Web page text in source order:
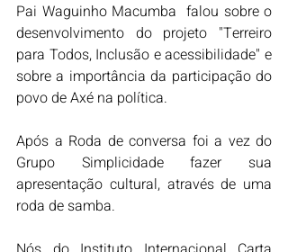
Pai Waguinho Macumba  falou sobre o
desenvolvimento do projeto "Terreiro
para Todos, Inclusão e acessibilidade" e
sobre a importância da participação do
povo de Axé na política.
Após a Roda de conversa foi a vez do
Grupo Simplicidade fazer sua
apresentação cultural, através de uma
roda de samba.